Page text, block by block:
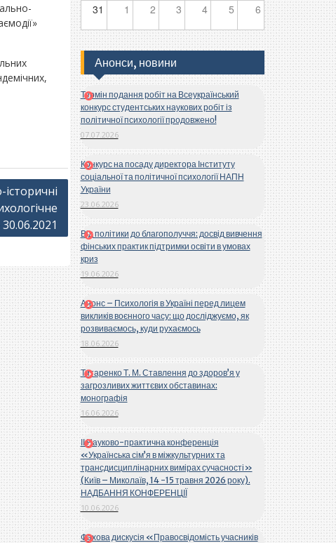
31 1 2 3 4 5 6
Анонси, новини
Термін подання робіт на Всеукраїнський
конкурс студентських наукових робіт із
політичної психології продовжено!
07.07.2026
Конкурс на посаду директора Інституту
соціальної та політичної психології НАПН
України
23.06.2026
Від політики до благополуччя: досвід вивчення
фінських практик підтримки освіти в умовах
криз
19.06.2026
Анонс – Психологія в Україні перед лицем
викликів воєнного часу: що досліджуємо, як
розвиваємось, куди рухаємось
18.06.2026
Титаренко Т. М. Ставлення до здоров’я у
загрозливих життєвих обставинах:
монографія
16.06.2026
ІІ Науково-практична конференція
«Українська сім’я в міжкультурних та
трансдисциплінарних вимірах сучасності»
(Київ – Миколаїв, 14 -15 травня 2026 року).
НАДБАННЯ КОНФЕРЕНЦІЇ
10.06.2026
Фахова дискусія «Правосвідомість учасників